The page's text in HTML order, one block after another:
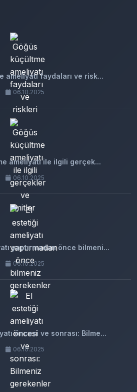
ameliyatı faydaları ve risk...
06.10.2025
ameliyatı ile ilgili gerçek...
06.10.2025
yaptırmadan önce bilmeni...
06.10.2025
öncesi ve sonrası: Bilme...
06.10.2025